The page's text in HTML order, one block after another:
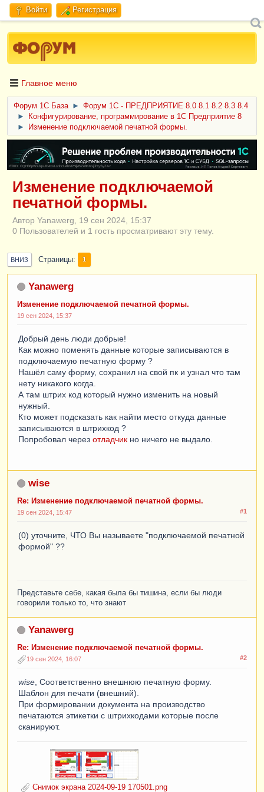
Войти Регистрация
Главное меню
Форум 1C База ►
Форум 1С - ПРЕДПРИЯТИЕ 8.0 8.1 8.2 8.3 8.4
►
Конфигурирование, программирование в 1С Предприятие 8
►
Изменение подключаемой печатной формы.
ERID: CQH36pWzJqVJD4xVLsnhcU4hVPNjkBZe8KKxjJiYySyZAz
Изменение подключаемой
печатной формы.
Автор Yanawerg, 19 сен 2024, 15:37
0 Пользователей и 1 гость просматривают эту тему.
ВНИЗ Страницы 1
Yanawerg
Изменение подключаемой печатной формы.
19 сен 2024, 15:37
Добрый день люди добрые!
Как можно поменять данные которые записываются в
подключаемую печатную форму ?
Нашёл саму форму, сохранил на свой пк и узнал что там
нету никакого когда.
А там штрих код который нужно изменить на новый
нужный.
Кто может подсказать как найти место откуда данные
записываются в штрихкод ?
Попробовал через отладчик но ничего не выдало.
wise
Re: Изменение подключаемой печатной формы.
#1
19 сен 2024, 15:47
(0) уточните, ЧТО Вы называете "подключаемой печатной
формой" ??
Представьте себе, какая была бы тишина, если бы люди
говорили только то, что знают
Yanawerg
Re: Изменение подключаемой печатной формы.
#2
19 сен 2024, 16:07
wise , Соответственно внешнюю печатную форму.
Шаблон для печати (внешний).
При формировании документа на производство
печатаются этикетки с штрихкодами которые после
сканируют.
Снимок экрана 2024-09-19 170501.png